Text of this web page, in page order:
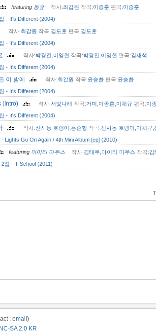
featuring 동균 작사:최갑원 작곡:이종훈 편곡:이종훈
- It's Different (2004)
작사:최갑원 작곡:김도훈 편곡:김도훈
- It's Different (2004)
작사:박경진 이영현 작곡:박경진 이영현 편곡:김재석
- It's Different (2004)
이 밤에 작사:최갑원 작곡:윤승환 편곡:윤승환
- It's Different (2004)
(Intro) 작사:서빛나래 작곡:거미 이종훈 이채규 편곡:이
- It's Different (2004)
작사:신사동 호랭이 용준형 작곡:신사동 호랭이 이채규
- Lights Go On Again / 4th Mini Album [ep] (2010)
featuring 마이티 마우스 작사:김태우 마이티 마우스 작곡:김
2집 - T-School (2011)
: email )
SA 2.0 KR